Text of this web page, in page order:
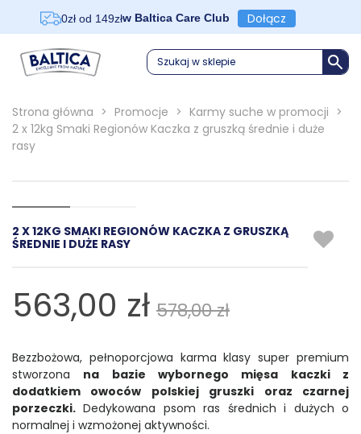
0zł od 149złw Baltica Care Club Dołącz
Szukaj w sklepie
Strona główna > Promocje > Karmy suche w promocji >
2 x 12kg Smaki Regionów Kaczka z gruszką średnie i duże
rasy
2 X 12KG SMAKI REGIONÓW KACZKA Z GRUSZKĄ
ŚREDNIE I DUŻE RASY
563,00 zł 578,00 zł
Bezzbożowa, pełnoporcjowa karma klasy super premium
stworzona na bazie wybornego mięsa kaczki z
dodatkiem owoców polskiej gruszki oraz czarnej
porzeczki. Dedykowana psom ras średnich i dużych o
normalnej i wzmożonej aktywności.